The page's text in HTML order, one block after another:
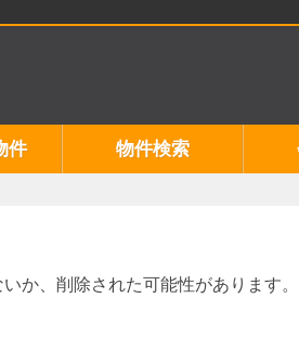
件 物件検索
か、削除された可能性があります。